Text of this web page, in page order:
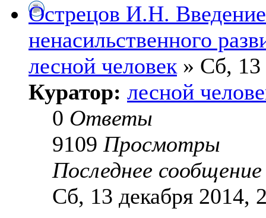
Острецов И.Н.
ненасильственного
лесной человек » Сб, 13
Куратор: лесной
0 Ответы
9109 Просмотры
Последнее
Сб, 13 декабря 2014,